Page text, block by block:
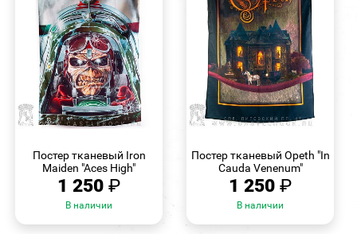
Постер тканевый Iron
Maiden "Aces High"
1 250 ₽
В наличии
Постер тканевый Opeth "In
Cauda Venenum"
1 250 ₽
В наличии